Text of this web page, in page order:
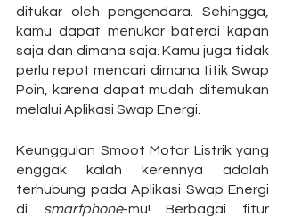
ditukar oleh pengendara. Sehingga,
kamu dapat menukar baterai kapan
saja dan dimana saja. Kamu juga tidak
perlu repot mencari dimana titik Swap
Poin, karena dapat mudah ditemukan
melalui Aplikasi Swap Energi.
Keunggulan Smoot Motor Listrik yang
enggak kalah kerennya adalah
terhubung pada Aplikasi Swap Energi
di smartphone-mu! Berbagai fitur